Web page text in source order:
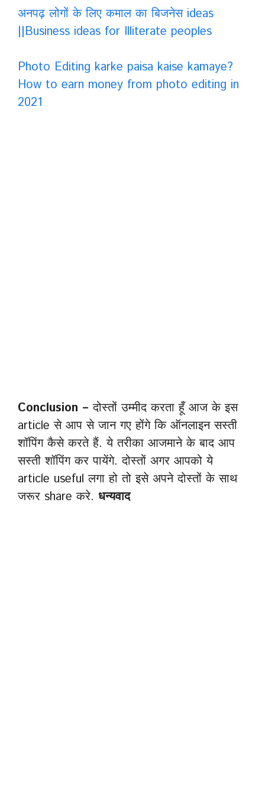
अनपढ़ लोगों के लिए कमाल का बिजनेस ideas
||Business ideas for Illiterate peoples
Photo Editing karke paisa kaise kamaye?
How to earn money from photo editing in
2021
Conclusion –दोस्तों उम्मीद करता हूँ आज के इस
article से आप से जान गए होंगे कि ऑनलाइन सस्ती
शॉपिंग कैसे करते हैं. ये तरीका आजमाने के बाद आप
सस्ती शॉपिंग कर पायेंगे. दोस्तों अगर आपको ये
article useful लगा हो तो इसे अपने दोस्तों के साथ
जरूर share करे. धन्यवाद